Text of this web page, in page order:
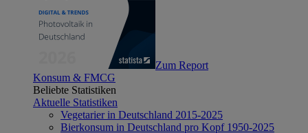
Zum Report
Konsum & FMCG
Beliebte Statistiken
Aktuelle Statistiken
Vegetarier in Deutschland 2015-2025
Bierkonsum in Deutschland pro Kopf 1950-2025